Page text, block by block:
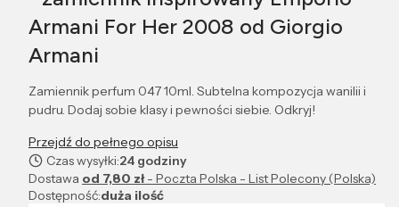
Armani For Her 2008 od Giorgio
Armani
Zamiennik perfum 047 10ml. Subtelna kompozycja wanilii i
pudru. Dodaj sobie klasy i pewności siebie. Odkryj!
Przejdź do pełnego opisu
Czas wysyłki:24 godziny
Dostawa od 7,80 zł- Poczta Polska - List Polecony (Polska)
Dostępność:duża ilość